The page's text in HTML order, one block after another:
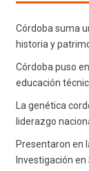
Córdoba suma
historia y
Córdoba puso
educación
La genética
liderazgo
Presentaron en
Investigación en